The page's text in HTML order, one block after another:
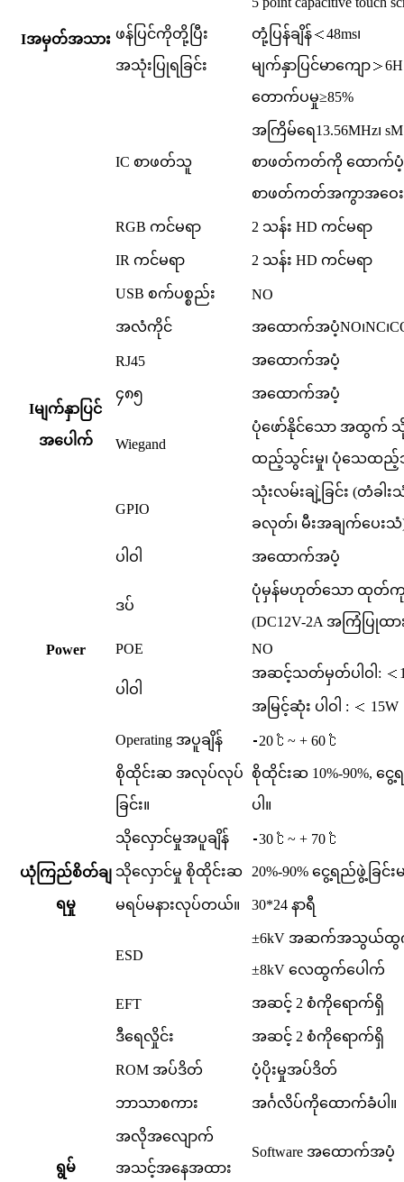
Iအမှတ်အသား ဖန်ပြင်ကိုတို့ပြီး
အသုံးပြုရခြင်း
တုံ့ပြန်ချိန်＜48ms၊
မျက်နှာပြင်မာကျော＞6H
တောက်ပမှု≥85%
IC စာဖတ်သူ
အကြိမ်ရေ13.56MHz၊ s
စာဖတ်ကတ်ကို ထောက်ပံ့
စာဖတ်ကတ်အကွာအဝေး:
RGB ကင်မရာ 2 သန်း HD ကင်မရာ
IR ကင်မရာ 2 သန်း HD ကင်မရာ
Iမျက်နှာပြင်
အပေါက်
USB စက်ပစ္စည်း NO
အလံကိုင် အထောက်အပံ့NO၊NC၊
RJ45 အထောက်အပံ့
၄၈၅ အထောက်အပံ့
Wiegand
ပုံဖော်နိုင်သော အထွက်
ထည့်သွင်းမှု၊ ပုံသေထည့်
GPIO
သုံးလမ်းချဲ့ခြင်း (တံခါ
ခလုတ်၊ မီးအချက်ပေးသံ
ပါဝါ အထောက်အပံ့
Power
ဒပ်
ပုံမှန်မဟုတ်သော ထုတ်ကုန်
(DC12V-2A အကြံပြုထ
POE
NO
ပါဝါ
အဆင့်သတ်မှတ်ပါဝါ: ＜
အမြင့်ဆုံး ပါဝါ : ＜ 15W
ယုံကြည်စိတ်ချ
ရမှု
Operating အပူချိန် ⁃20 ℃ ~ + 60 ℃
စိုထိုင်းဆ အလုပ်လုပ်
ခြင်း။
စိုထိုင်းဆ 10%-90%, ငွေ့
ပါ။
သိုလှောင်မှုအပူချိန် ⁃30 ℃ ~ + 70 ℃
သိုလှောင်မှု စိုထိုင်းဆ 20%-90% ငွေ့ရည်ဖွဲ့ခြင်း
မရပ်မနားလုပ်တယ်။ 30*24 နာရီ
ESD
±6kV အဆက်အသွယ်ထွက်
±8kV လေထွက်ပေါက်
EFT အဆင့် 2 စံကိုရောက်ရှိ
ဒီရေလှိုင်း အဆင့် 2 စံကိုရောက်ရှိ
ရွမ်
ROM အပ်ဒိတ် ပံ့ပိုးမှုအပ်ဒိတ်
ဘာသာစကား အင်္ဂလိပ်ကိုထောက်ခံပါ။
အလိုအလျောက်
အသင့်အနေအထား
Software အထောက်အပံ့